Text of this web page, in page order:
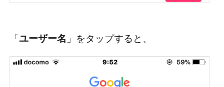
「 ユーザー名 」をタップすると、